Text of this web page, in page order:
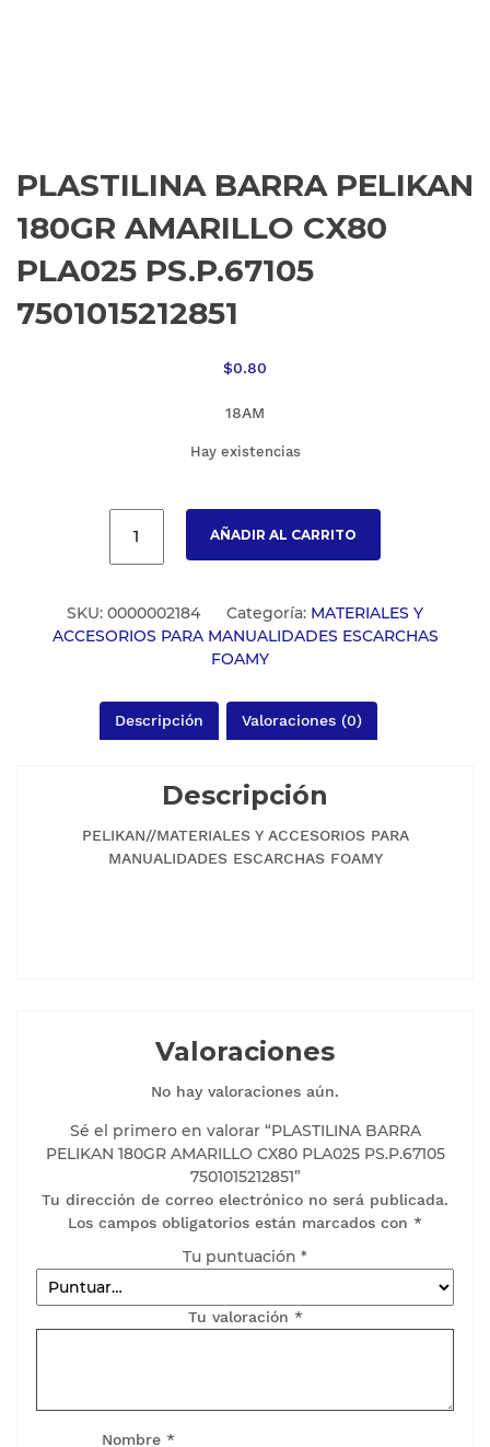
PLASTILINA BARRA PELIKAN
180GR AMARILLO CX80
PLA025 PS.P.67105
7501015212851
$0.80
18AM
Hay existencias
AÑADIR AL CARRITO
SKU: 0000002184 Categoría: MATERIALES Y
ACCESORIOS PARA MANUALIDADES ESCARCHAS
FOAMY
Descripción Valoraciones (0)
Descripción
PELIKAN//MATERIALES Y ACCESORIOS PARA
MANUALIDADES ESCARCHAS FOAMY
Valoraciones
No hay valoraciones aún.
Sé el primero en valorar “PLASTILINA BARRA
PELIKAN 180GR AMARILLO CX80 PLA025 PS.P.67105
7501015212851”
Tu dirección de correo electrónico no será publicada.
Los campos obligatorios están marcados con *
Tu puntuación *
Tu valoración *
Nombre *